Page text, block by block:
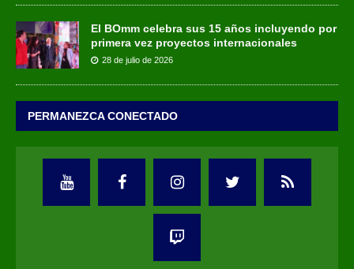
El BOmm celebra sus 15 años incluyendo por
primera vez proyectos internacionales
28 de julio de 2026
PERMANEZCA CONECTADO